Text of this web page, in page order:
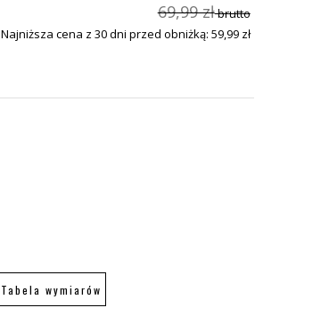
69,99 złbrutto
Najniższa cena z 30 dni przed obniżką: 59,99 zł
Tabela wymiarów